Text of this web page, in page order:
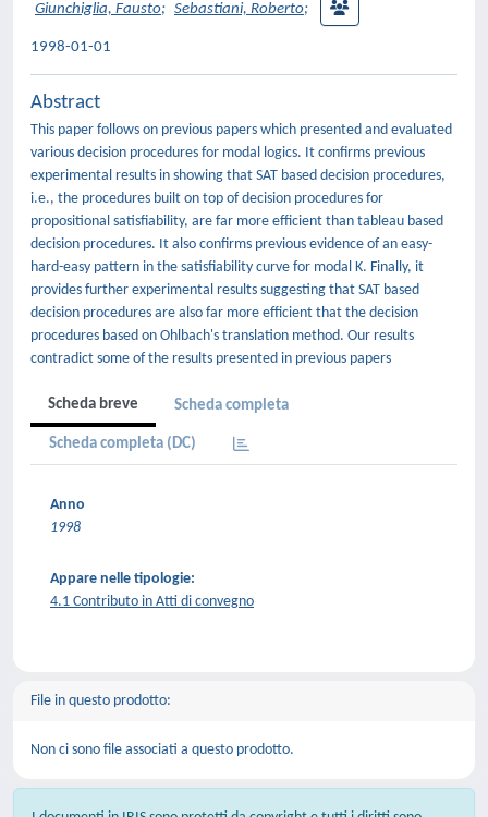
Giunchiglia, Fausto; Sebastiani, Roberto;
1998-01-01
Abstract
This paper follows on previous papers which presented and evaluated
various decision procedures for modal logics. It confirms previous
experimental results in showing that SAT based decision procedures,
i.e., the procedures built on top of decision procedures for
propositional satisfiability, are far more efficient than tableau based
decision procedures. It also confirms previous evidence of an easy-
hard-easy pattern in the satisfiability curve for modal K. Finally, it
provides further experimental results suggesting that SAT based
decision procedures are also far more efficient that the decision
procedures based on Ohlbach's translation method. Our results
contradict some of the results presented in previous papers
Scheda breve Scheda completa
Scheda completa (DC)
Anno
1998
Appare nelle tipologie:
4.1 Contributo in Atti di convegno
File in questo prodotto:
Non ci sono file associati a questo prodotto.